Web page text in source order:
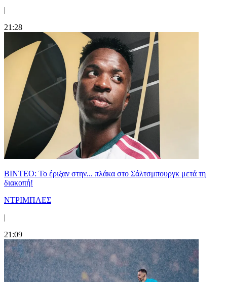
|
21:28
ΒΙΝΤΕΟ: Το έριξαν στην... πλάκα στο Σάλτσμπουργκ μετά τη
διακοπή!
ΝΤΡΙΜΠΛΕΣ
|
21:09